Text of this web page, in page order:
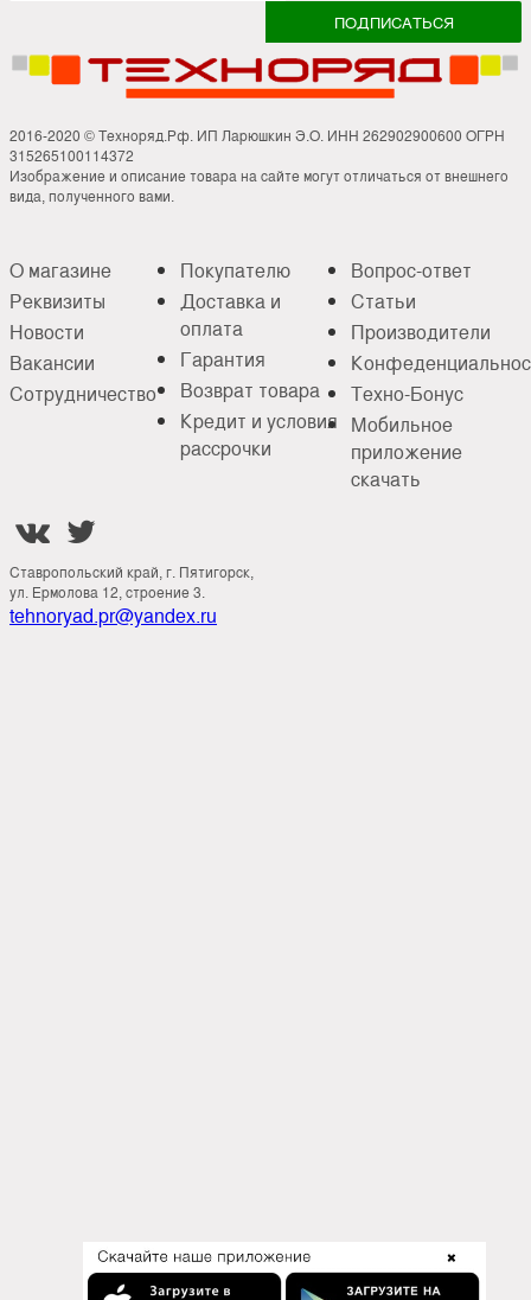
2016-2020 © Техноряд.Рф. ИП Ларюшкин Э.О. ИНН 262902900600 ОГРН
315265100114372
Изображение и описание товара на сайте могут отличаться от внешнего
вида, полученного вами.
О магазине
Реквизиты
Новости
Вакансии
Сотрудничество
Покупателю
Доставка и
оплата
Гарантия
Возврат товара
Кредит и условия
рассрочки
Вопрос-ответ
Статьи
Производители
Техно-Бонус
Мобильное
приложение
скачать
 
Ставропольский край, г. Пятигорск,
ул. Ермолова 12, строение 3.
tehnoryad.pr@yandex.ru